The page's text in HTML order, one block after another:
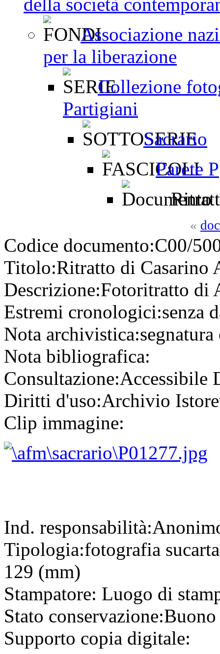
Associazione
per la liberazione
Collezione
Partigiani
Sacrario
Parete P
«
Codice documento:C00/
Titolo:Ritratto di Casarino
Descrizione:Fotoritratto di
Estremi cronologici:senza
Nota archivistica:
Nota bibliografica:
Consultazione:Accessibile
Diritti d'uso:Archivio
Clip immagine:
Ind. responsabilità:
Tipologia:fotografia su
129 (mm)
Stampatore: Luogo di
Stato conservazione:Buono
Supporto copia digitale: